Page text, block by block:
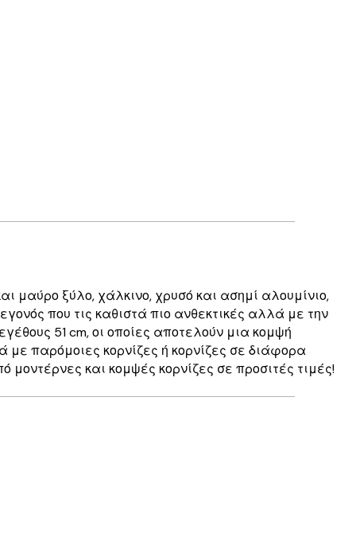
μαύρο ξύλο, χάλκινο, χρυσό και ασημί αλουμίνιο,
που τις καθιστά πιο ανθεκτικές αλλά με την
51 cm, οι οποίες αποτελούν μια κομψή
παρόμοιες κορνίζες ή κορνίζες σε διάφορα
και κομψές κορνίζες σε προσιτές τιμές!